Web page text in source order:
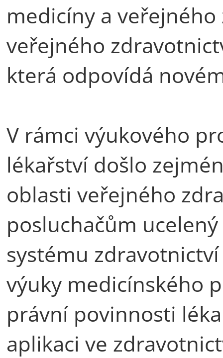
medicíny a
veřejného
která odpovídá
V rámci výukového
lékařství došlo
oblasti veřejného
posluchačům
systému
výuky medicínského
právní povinnosti
aplikaci ve